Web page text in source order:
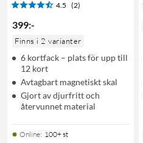
4.5 (2)
399:-
Finns i 2 varianter
6 kortfack – plats för upp till
12 kort
Avtagbart magnetiskt skal
Gjort av djurfritt och
återvunnet material
Online: 100+ st